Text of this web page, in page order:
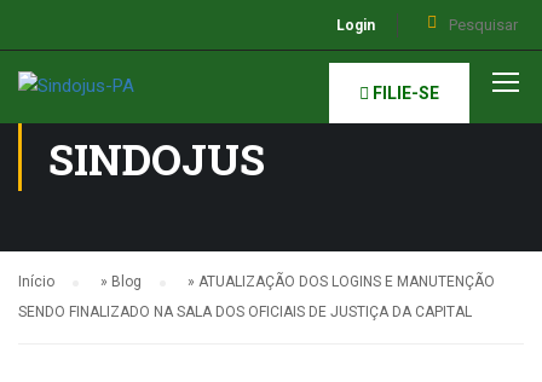
Login
FILIE-SE
NOTÍCIAS DO
SINDOJUS
Início » Blog » ATUALIZAÇÃO DOS LOGINS E MANUTENÇÃO
SENDO FINALIZADO NA SALA DOS OFICIAIS DE JUSTIÇA DA CAPITAL